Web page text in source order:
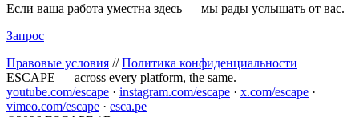
Если ваша работа уместна здесь — мы рады услышать от вас.
Запрос
Правовые условия // Политика конфиденциальности
ESCAPE — across every platform, the same.
youtube.com/escape · instagram.com/escape · x.com/escape ·
vimeo.com/escape · esca.pe